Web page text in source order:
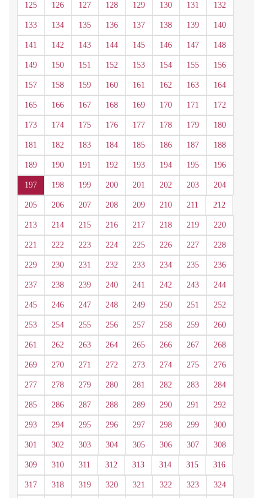
125 126 127 128 129 130 131 132
133 134 135 136 137 138 139 140
141 142 143 144 145 146 147 148
149 150 151 152 153 154 155 156
157 158 159 160 161 162 163 164
165 166 167 168 169 170 171 172
173 174 175 176 177 178 179 180
181 182 183 184 185 186 187 188
189 190 191 192 193 194 195 196
197 198 199 200 201 202 203 204
205 206 207 208 209 210 211 212
213 214 215 216 217 218 219 220
221 222 223 224 225 226 227 228
229 230 231 232 233 234 235 236
237 238 239 240 241 242 243 244
245 246 247 248 249 250 251 252
253 254 255 256 257 258 259 260
261 262 263 264 265 266 267 268
269 270 271 272 273 274 275 276
277 278 279 280 281 282 283 284
285 286 287 288 289 290 291 292
293 294 295 296 297 298 299 300
301 302 303 304 305 306 307 308
309 310 311 312 313 314 315 316
317 318 319 320 321 322 323 324